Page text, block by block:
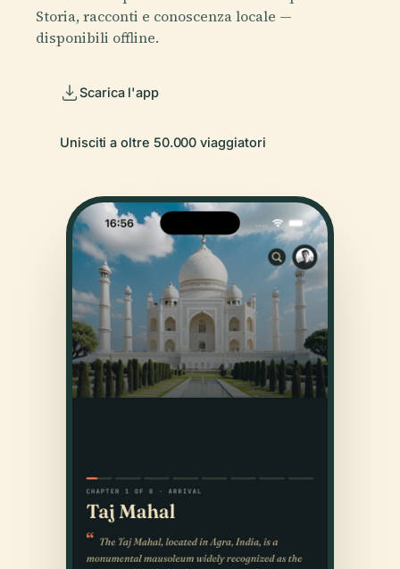
Storia, racconti e conoscenza locale —
disponibili offline.
Scarica l'app
Unisciti a oltre 50.000 viaggiatori